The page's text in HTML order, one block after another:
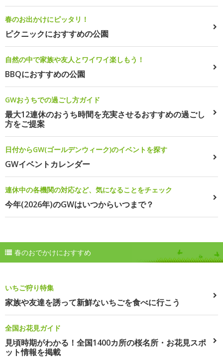
春のお出かけにピッタリ！
ピクニックにおすすめの公園
自然の中で家族や友人とワイワイ楽しもう！
BBQにおすすめの公園
GWおうちでの過ごし方ガイド
最大12連休のおうち時間を充実させるおすすめの過ごし
方をご提案
日付からGW(ゴールデンウィーク)のイベントを探す
GWイベントカレンダー
連休中の各機関の対応など、気になることをチェック
今年(2026年)のGWはいつからいつまで？
春のおでかけにおすすめ
いちご狩り特集
家族や友達を誘って新鮮ないちごを食べに行こう
全国お花見ガイド
見頃時期がわかる！全国1400カ所の桜名所・お花見スポ
ット情報を掲載